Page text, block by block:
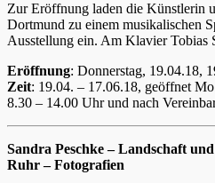
Zur Eröffnung laden die Künstlerin
Dortmund zu einem musikalischen
Ausstellung ein. Am Klavier Tobias
Eröffnung: Donnerstag, 19.04.18,
Zeit: 19.04. – 17.06.18, geöffnet
8.30 – 14.00 Uhr und nach
Sandra Peschke – Landschaft
Ruhr – Fotografien